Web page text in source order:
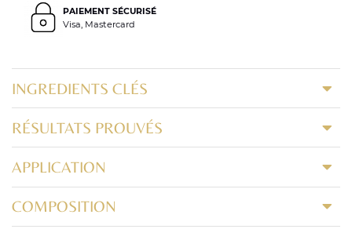
PAIEMENT SÉCURISÉ
Visa, Mastercard
INGREDIENTS CLÉS
RÉSULTATS PROUVÉS
APPLICATION
COMPOSITION